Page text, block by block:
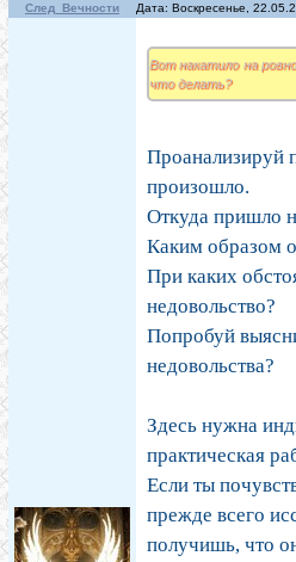
След_Вечности Дата: Воскресенье,
Вот накатило на
что делать?
Проанализируй
произошло.
Откуда пришло
Каким образом
При каких
недовольство?
Попробуй
недовольства?
Здесь нужна
практическая
Если ты
прежде всего
получишь, что